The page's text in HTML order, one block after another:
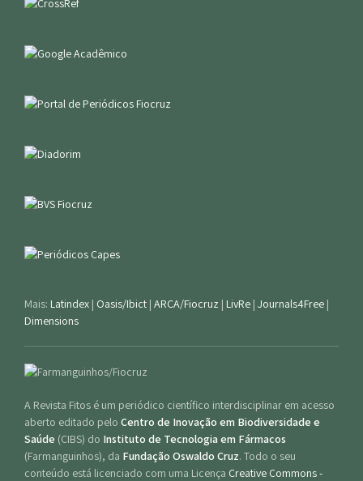
Mais: Latindex | Oasis/Ibict | ARCA/Fiocruz | LivRe | Journals4Free |
Dimensions
A Revista Fitos é um periódico científico interdisciplinar em acesso
aberto editado pelo Centro de Inovação em Biodiversidade e
Saúde (CIBS) do Instituto de Tecnologia em Fármacos
(Farmanguinhos), da Fundação Oswaldo Cruz. Todo o seu
conteúdo está licenciado com uma Licença Creative Commons -